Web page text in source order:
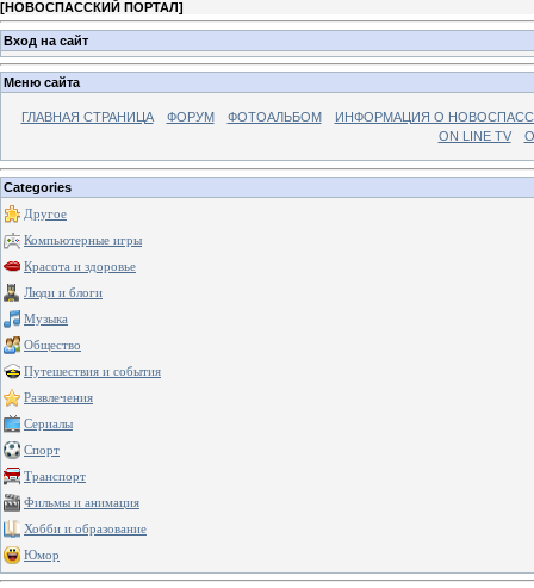
[НОВОСПАССКИЙ ПОРТАЛ]
Вход на сайт
Меню сайта
ГЛАВНАЯ СТРАНИЦА ФОРУМ ФОТОАЛЬБОМ
ИНФОРМАЦИЯ О
ON LINE TV
Categories
Другое
Компьютерные игры
Красота и здоровье
Люди и блоги
Музыка
Общество
Путешествия и события
Развлечения
Сериалы
Спорт
Транспорт
Фильмы и анимация
Хобби и образование
Юмор